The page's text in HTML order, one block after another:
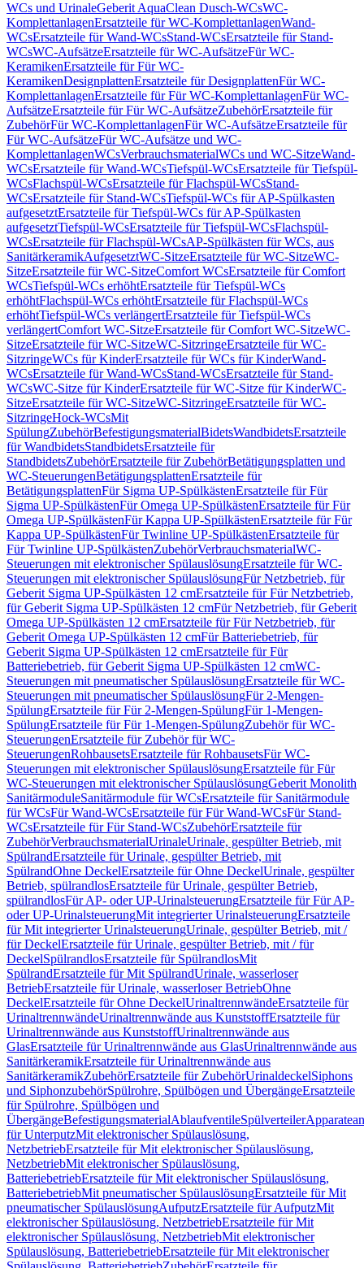
WCs und UrinaleGeberit AquaClean Dusch-WCsWC-
KomplettanlagenErsatzteile für WC-KomplettanlagenWand-
WCsErsatzteile für Wand-WCsStand-WCsErsatzteile für Stand-
WCsWC-AufsätzeErsatzteile für WC-AufsätzeFür WC-
KeramikenErsatzteile für Für WC-
KeramikenDesignplattenErsatzteile für DesignplattenFür WC-
KomplettanlagenErsatzteile für Für WC-KomplettanlagenFür WC-
AufsätzeErsatzteile für Für WC-AufsätzeZubehörErsatzteile für
ZubehörFür WC-KomplettanlagenFür WC-AufsätzeErsatzteile für
Für WC-AufsätzeFür WC-Aufsätze und WC-
KomplettanlagenWCsVerbrauchsmaterialWCs und WC-SitzeWand-
WCsErsatzteile für Wand-WCsTiefspül-WCsErsatzteile für Tiefspül-
WCsFlachspül-WCsErsatzteile für Flachspül-WCsStand-
WCsErsatzteile für Stand-WCsTiefspül-WCs für AP-Spülkasten
aufgesetztErsatzteile für Tiefspül-WCs für AP-Spülkasten
aufgesetztTiefspül-WCsErsatzteile für Tiefspül-WCsFlachspül-
WCsErsatzteile für Flachspül-WCsAP-Spülkästen für WCs, aus
SanitärkeramikAufgesetztWC-SitzeErsatzteile für WC-SitzeWC-
SitzeErsatzteile für WC-SitzeComfort WCsErsatzteile für Comfort
WCsTiefspül-WCs erhöhtErsatzteile für Tiefspül-WCs
erhöhtFlachspül-WCs erhöhtErsatzteile für Flachspül-WCs
erhöhtTiefspül-WCs verlängertErsatzteile für Tiefspül-WCs
verlängertComfort WC-SitzeErsatzteile für Comfort WC-SitzeWC-
SitzeErsatzteile für WC-SitzeWC-SitzringeErsatzteile für WC-
SitzringeWCs für KinderErsatzteile für WCs für KinderWand-
WCsErsatzteile für Wand-WCsStand-WCsErsatzteile für Stand-
WCsWC-Sitze für KinderErsatzteile für WC-Sitze für KinderWC-
SitzeErsatzteile für WC-SitzeWC-SitzringeErsatzteile für WC-
SitzringeHock-WCsMit
SpülungZubehörBefestigungsmaterialBidetsWandbidetsErsatzteile
für WandbidetsStandbidetsErsatzteile für
StandbidetsZubehörErsatzteile für ZubehörBetätigungsplatten und
WC-SteuerungenBetätigungsplattenErsatzteile für
BetätigungsplattenFür Sigma UP-SpülkästenErsatzteile für Für
Sigma UP-SpülkästenFür Omega UP-SpülkästenErsatzteile für Für
Omega UP-SpülkästenFür Kappa UP-SpülkästenErsatzteile für Für
Kappa UP-SpülkästenFür Twinline UP-SpülkästenErsatzteile für
Für Twinline UP-SpülkästenZubehörVerbrauchsmaterialWC-
Steuerungen mit elektronischer SpülauslösungErsatzteile für WC-
Steuerungen mit elektronischer SpülauslösungFür Netzbetrieb, für
Geberit Sigma UP-Spülkästen 12 cmErsatzteile für Für Netzbetrieb,
für Geberit Sigma UP-Spülkästen 12 cmFür Netzbetrieb, für Geberit
Omega UP-Spülkästen 12 cmErsatzteile für Für Netzbetrieb, für
Geberit Omega UP-Spülkästen 12 cmFür Batteriebetrieb, für
Geberit Sigma UP-Spülkästen 12 cmErsatzteile für Für
Batteriebetrieb, für Geberit Sigma UP-Spülkästen 12 cmWC-
Steuerungen mit pneumatischer SpülauslösungErsatzteile für WC-
Steuerungen mit pneumatischer SpülauslösungFür 2-Mengen-
SpülungErsatzteile für Für 2-Mengen-SpülungFür 1-Mengen-
SpülungErsatzteile für Für 1-Mengen-SpülungZubehör für WC-
SteuerungenErsatzteile für Zubehör für WC-
SteuerungenRohbausetsErsatzteile für RohbausetsFür WC-
Steuerungen mit elektronischer SpülauslösungErsatzteile für Für
WC-Steuerungen mit elektronischer SpülauslösungGeberit Monolith
SanitärmoduleSanitärmodule für WCsErsatzteile für Sanitärmodule
für WCsFür Wand-WCsErsatzteile für Für Wand-WCsFür Stand-
WCsErsatzteile für Für Stand-WCsZubehörErsatzteile für
ZubehörVerbrauchsmaterialUrinaleUrinale, gespülter Betrieb, mit
SpülrandErsatzteile für Urinale, gespülter Betrieb, mit
SpülrandOhne DeckelErsatzteile für Ohne DeckelUrinale, gespülter
Betrieb, spülrandlosErsatzteile für Urinale, gespülter Betrieb,
spülrandlosFür AP- oder UP-UrinalsteuerungErsatzteile für Für AP-
oder UP-UrinalsteuerungMit integrierter UrinalsteuerungErsatzteile
für Mit integrierter UrinalsteuerungUrinale, gespülter Betrieb, mit /
für DeckelErsatzteile für Urinale, gespülter Betrieb, mit / für
DeckelSpülrandlosErsatzteile für SpülrandlosMit
SpülrandErsatzteile für Mit SpülrandUrinale, wasserloser
BetriebErsatzteile für Urinale, wasserloser BetriebOhne
DeckelErsatzteile für Ohne DeckelUrinaltrennwändeErsatzteile für
UrinaltrennwändeUrinaltrennwände aus KunststoffErsatzteile für
Urinaltrennwände aus KunststoffUrinaltrennwände aus
GlasErsatzteile für Urinaltrennwände aus GlasUrinaltrennwände aus
SanitärkeramikErsatzteile für Urinaltrennwände aus
SanitärkeramikZubehörErsatzteile für ZubehörUrinaldeckelSiphons
und SiphonzubehörSpülrohre, Spülbögen und ÜbergängeErsatzteile
für Spülrohre, Spülbögen und
ÜbergängeBefestigungsmaterialAblaufventileSpülverteiler
für UnterputzMit elektronischer Spülauslösung,
NetzbetriebErsatzteile für Mit elektronischer Spülauslösung,
NetzbetriebMit elektronischer Spülauslösung,
BatteriebetriebErsatzteile für Mit elektronischer Spülauslösung,
BatteriebetriebMit pneumatischer SpülauslösungErsatzteile für Mit
pneumatischer SpülauslösungAufputzErsatzteile für AufputzMit
elektronischer Spülauslösung, NetzbetriebErsatzteile für Mit
elektronischer Spülauslösung, NetzbetriebMit elektronischer
Spülauslösung, BatteriebetriebErsatzteile für Mit elektronischer